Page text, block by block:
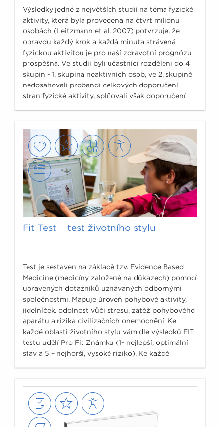
Výsledky jedné z největších studií na téma fyzické
aktivity, která byla provedena na čtvrt milionu
osobách (Leitzmann et al. 2007) potvrzuje, že
opravdu každý krok a každá minuta strávená
fyzickou aktivitou je pro naší zdravotní prognózu
prospěšná. Ve studii byli účastníci rozděleni do 4
skupin - 1. skupina neaktivních osob, ve 2. skupině
nedosahovali probandi celkových doporučení
stran fyzické aktivity, splňovali však doporučení
Fit Test – test životního stylu
Test je sestaven na základě tzv. Evidence Based
Medicine (medicíny založené na důkazech) pomocí
upravených dotazníků uznávaných odbornými
společnostmi. Mapuje úroveň pohybové aktivity,
jídelníček, odolnost vůči stresu, zátěž pohybového
aparátu a rizika civilizačních onemocnění. Ke
každé oblasti životního stylu vám dle výsledků FIT
testu udělí Pro Fit Známku (1- nejlepší, optimální
stav a 5 – nejhorší, vysoké riziko). Ke každé
pomoci.